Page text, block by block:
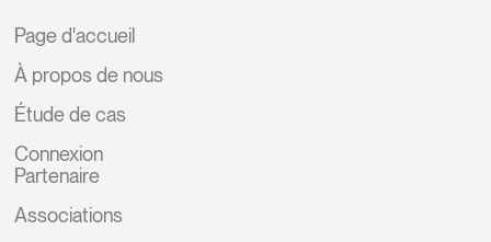
Page d'accueil
À propos de nous
Étude de cas
Connexion
Partenaire
Associations